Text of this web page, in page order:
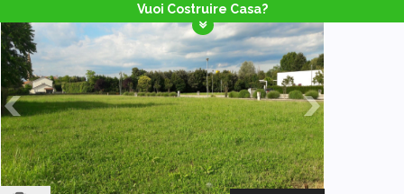
Vuoi Costruire Casa?